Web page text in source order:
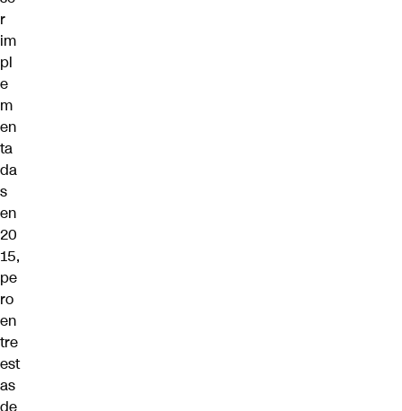
r
im
pl
e
m
en
ta
da
s
en
20
15,
pe
ro
en
tre
est
as
de